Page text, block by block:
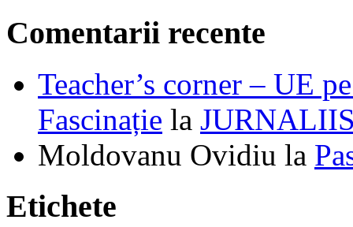
Comentarii recente
Teacher’s corner – UE
Fascinație la
Moldovanu Ovidiu la
Etichete